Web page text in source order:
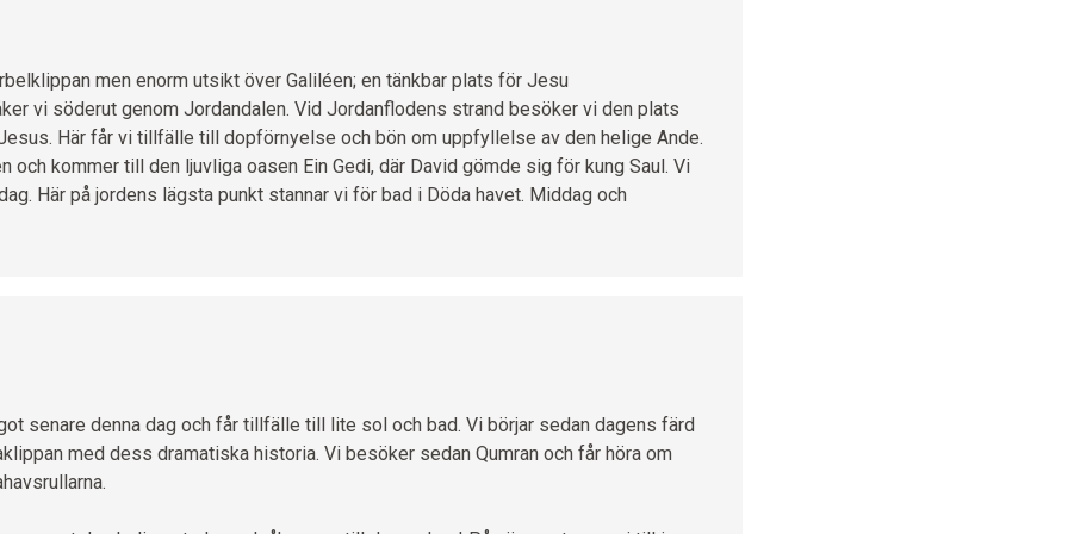
men enorm utsikt över Galiléen; en tänkbar plats för Jesu
vi söderut genom Jordandalen. Vid Jordanflodens strand besöker vi den plats
Här får vi tillfälle till dopförnyelse och bön om uppfyllelse av den helige Ande.
och kommer till den ljuvliga oasen Ein Gedi, där David gömde sig för kung Saul. Vi
Här på jordens lägsta punkt stannar vi för bad i Döda havet. Middag och
senare denna dag och får tillfälle till lite sol och bad. Vi börjar sedan dagens färd
med dess dramatiska historia. Vi besöker sedan Qumran och får höra om